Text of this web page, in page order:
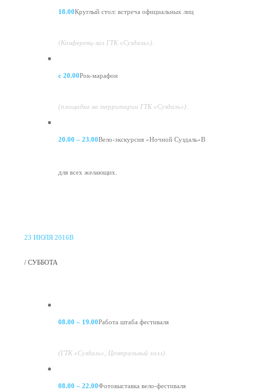
18.00Круглый стол: встреча официальных лиц
(Конференц-зал ГТК «Суздаль»).
с 20.00Рок-марафон
(площадка на территории ГТК «Суздаль»).
20.00 – 23.00Вело-экскурсия «Ночной Суздаль»В
для всех желающих.
23 ИЮЛЯ 2016В
/ СУББОТА
08.00 – 19.00Работа штаба фестиваля
(ГТК «Суздаль», Центральный холл).
08.00 – 22.00Фотовыставка вело-фестиваля